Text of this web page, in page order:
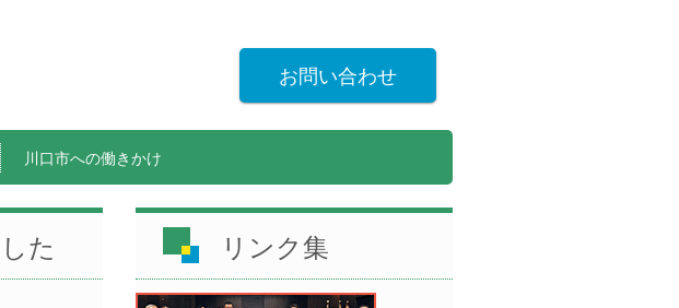
お問い合わせ
川口市への働きかけ
た リンク集